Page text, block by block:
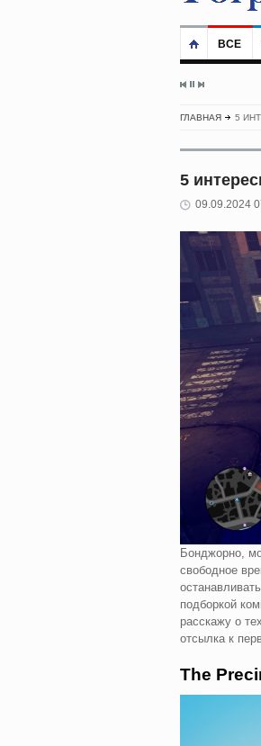
ВСЕ
ГЛАВНАЯ 5
5
09.09.2024
Бонджорно,
свободное
подборкой
расскажу о
отсылка к
The